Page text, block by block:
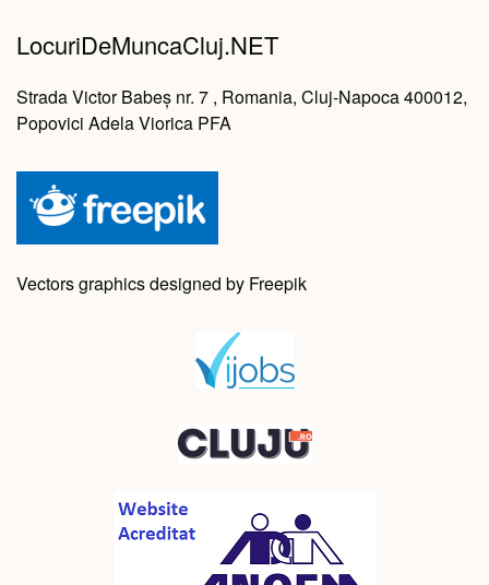
LocuriDeMuncaCluj.NET
Strada Victor Babeș nr. 7 , Romania, Cluj-Napoca 400012,
Popovici Adela Viorica PFA
Vectors graphics designed by Freepik